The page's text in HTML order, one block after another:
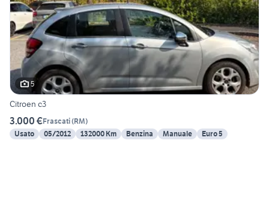
5
Citroen c3
3.000 €Frascati(RM)
Usato
05/2012 132000 Km Benzina Manuale Euro 5